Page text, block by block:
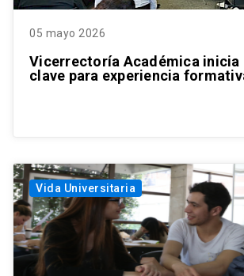
05 mayo 2026
Vicerrectoría Académica inicia
clave para experiencia
Vida Universitaria